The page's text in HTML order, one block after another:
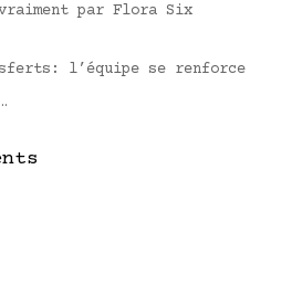
vraiment par Flora Six
l’équipe se renforce